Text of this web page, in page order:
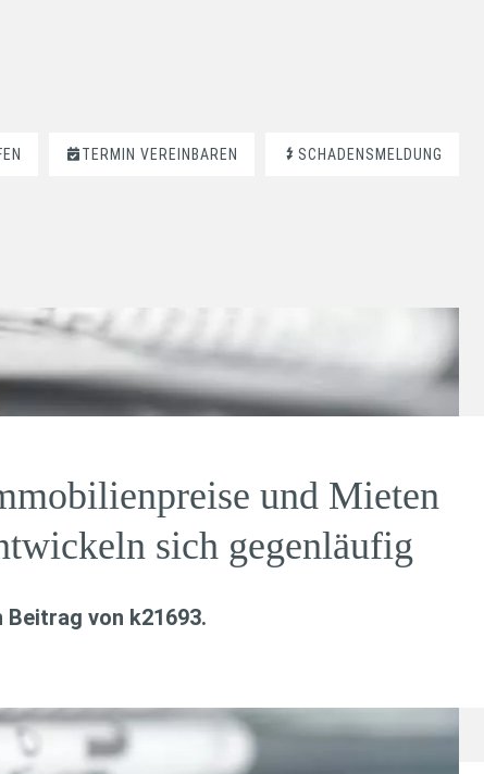
TERMIN VEREINBAREN SCHADENSMELDUNG
und Mieten
sich gegenläufig
Beitrag von k21693.